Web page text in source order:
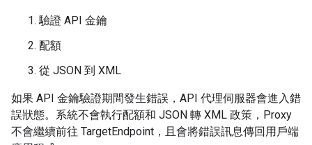
驗證 API 金鑰
配額
從 JSON 到 XML
如果 API 金鑰驗證期間發生錯誤，API 代理伺服器會進入錯
誤狀態。系統不會執行配額和 JSON 轉 XML 政策，Proxy
不會繼續前往 TargetEndpoint，且會將錯誤訊息傳回用戶端